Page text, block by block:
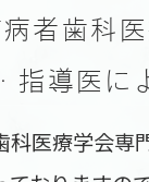
病者歯科
指導医に
科医療学会専